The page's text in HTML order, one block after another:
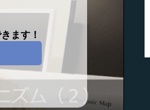
ます！